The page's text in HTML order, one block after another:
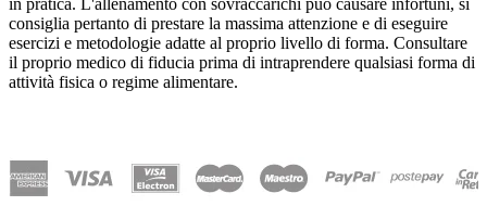
in pratica. L'allenamento con sovraccarichi può causare infortuni, si
consiglia pertanto di prestare la massima attenzione e di eseguire
esercizi e metodologie adatte al proprio livello di forma. Consultare
il proprio medico di fiducia prima di intraprendere qualsiasi forma di
attività fisica o regime alimentare.